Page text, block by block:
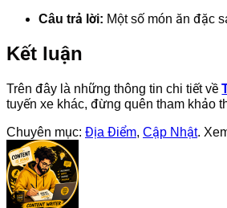
Câu trả lời: Một số món ăn đặc
Kết luận
Trên đây là những thông tin chi tiết về
tuyến xe khác, đừng quên tham khảo
Chuyên mục: Địa Điểm, Cập Nhật.